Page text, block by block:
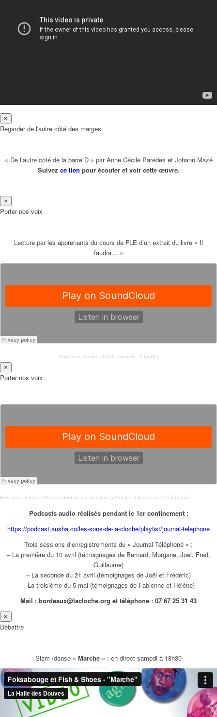
×
Regarder de l'autre côté des marges
« De l’autre coté de la barre D » par Anne Cécile Paredes et Johann Mazé
Suivez ce lien pour écouter et voir cette œuvre.
×
Porter nos voix
Lecture par les apprenants du cours de FLE d’un extrait du livre « Il
faudra… »
Halle des Douves· Ovale Citoyen – Il faudra
×
Porter nos voix
Halle des Douves · Présentation de l’association la Cloche et des Journal Téléphoné
Podcasts audio réalisés pendant le 1er confinement :
https://podcast.ausha.co/les-sons-de-la-cloche/playlist/journal-telephone
Trois sessions d’enregistrements du « Journal Téléphoné » :
– La première du 10 avril (témoignages de Bernard, Morgane, Joël, Fred,
Guillaume)
– La seconde du 21 avril (témoignages de Joël et Frédéric)
– La troisième du 5 mai (témoignages de Fabienne et Hélène)
Mail : bordeaux@lacloche.org et téléphone : 07 67 25 31 43
×
Débattre
Slam /danse « Marche » : en direct samedi à 18h30